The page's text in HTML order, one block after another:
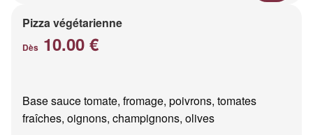
Pizza végétarienne
Dès 10.00 €
Base sauce tomate, fromage, poivrons, tomates
fraîches, oignons, champignons, olives